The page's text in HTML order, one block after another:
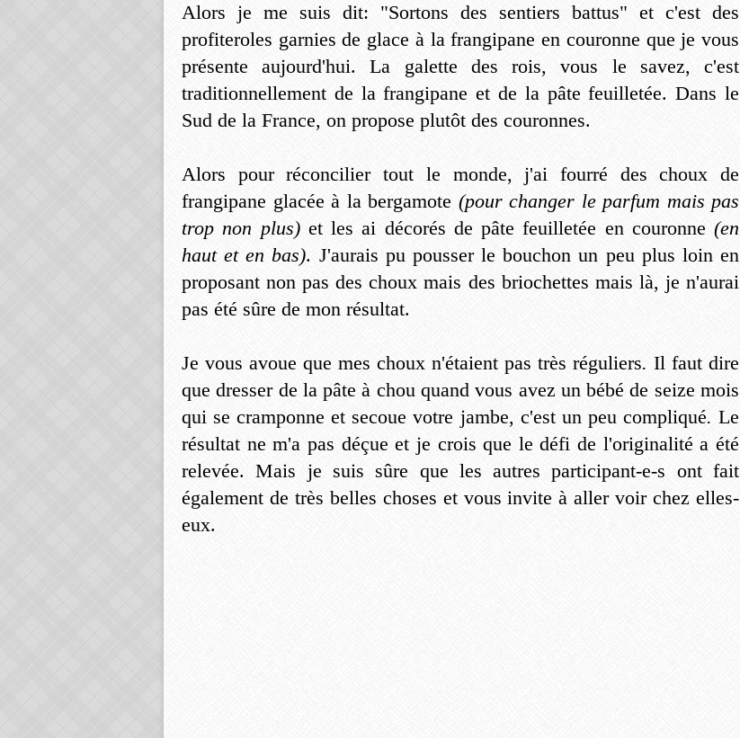
Alors je me suis dit: "Sortons des sentiers battus" et c'est des
profiteroles garnies de glace à la frangipane en couronne que je vous
présente aujourd'hui. La galette des rois, vous le savez, c'est
traditionnellement de la frangipane et de la pâte feuilletée. Dans le
Sud de la France, on propose plutôt des couronnes.
Alors pour réconcilier tout le monde, j'ai fourré des choux de
frangipane glacée à la bergamote (pour changer le parfum mais pas
trop non plus)et les ai décorés de pâte feuilletée en couronne (en
haut et en bas). J'aurais pu pousser le bouchon un peu plus loin en
proposant non pas des choux mais des briochettes mais là, je n'aurai
pas été sûre de mon résultat.
Je vous avoue que mes choux n'étaient pas très réguliers. Il faut dire
que dresser de la pâte à chou quand vous avez un bébé de seize mois
qui se cramponne et secoue votre jambe, c'est un peu compliqué.Le
résultat ne m'a pas déçue et je crois que le défi de l'originalité a été
relevée. Mais je suis sûre que les autres participant-e-s ont fait
également de très belles choses et vous invite à aller voir chez elles-
eux.